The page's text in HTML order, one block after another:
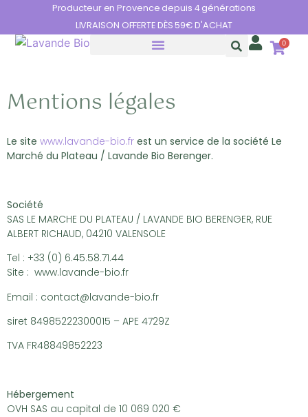
Producteur en Provence depuis 4 générations
LIVRAISON OFFERTE DÈS 59€ D'ACHAT
0
Mentions légales
Le site www.lavande-bio.fr est un service de la société Le
Marché du Plateau / Lavande Bio Berenger.
Société
SAS LE MARCHE DU PLATEAU / LAVANDE BIO BERENGER, RUE
ALBERT RICHAUD, 04210 VALENSOLE
Tel : +33 (0) 6.45.58.71.44
Site : www.lavande-bio.fr
Email : contact@lavande-bio.fr
siret 84985222300015 – APE 4729Z
TVA FR48849852223
Hébergement
OVH SAS au capital de 10 069 020 €
Panneau de gestion des cookies